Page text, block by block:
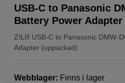
ZILR USB-C to Panasonic DMW-
Adapter (uppackad)
USB-C to Panasonic
Battery Power
Webblager: Finns i lager